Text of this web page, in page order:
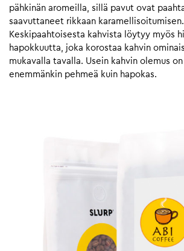
pähkinän aromeilla, sillä pavut ovat
saavuttaneet rikkaan karamellisoitumisen.
Keskipaahtoisesta kahvista löytyy myös
hapokkuutta, joka korostaa kahvin
mukavalla tavalla. Usein kahvin olemus
enemmänkin pehmeä kuin hapokas.